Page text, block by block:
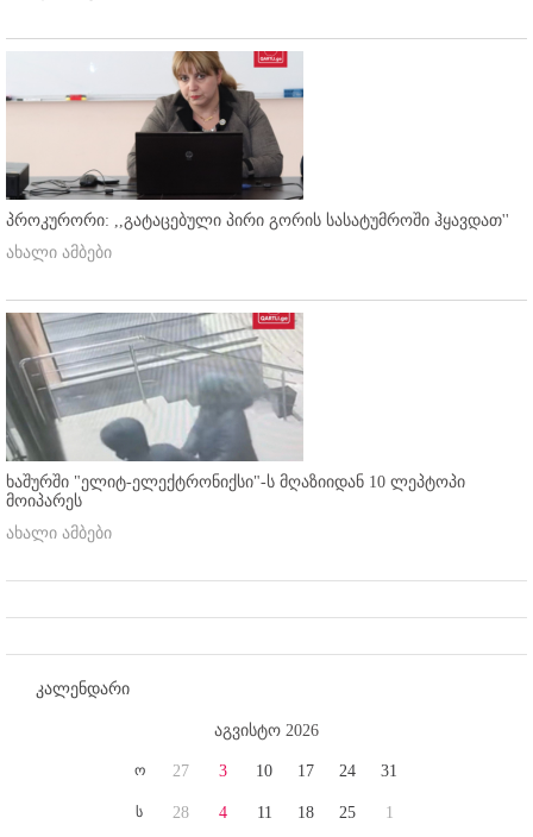
პროკურორი: ,,გატაცებული პირი გორის სასატუმროში ჰყავდათ''
ახალი ამბები
ხაშურში "ელიტ-ელექტრონიქსი"-ს მღაზიიდან 10 ლეპტოპი
მოიპარეს
ახალი ამბები
კალენდარი
აგვისტო 2026
ო
ს
27
28
3
4
10
11
17
18
24
25
31
1